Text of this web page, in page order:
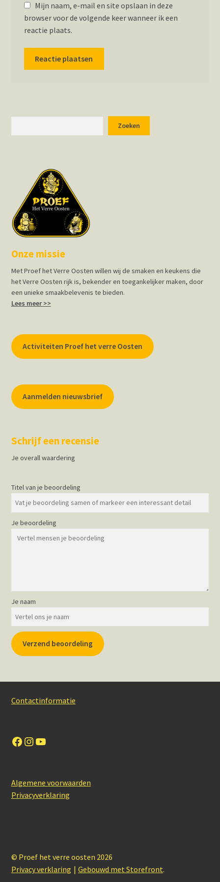
Mijn naam, e-mail en site opslaan in deze
browser voor de volgende keer wanneer ik een
reactie plaats.
Zoeken
Onze missie
Met Proef het Verre Oosten willen wij de smaken en keukens die
het Verre Oosten rijk is, bekender en toegankelijker maken, door
een unieke smaakbelevenis te bieden.
Lees meer >>
Activiteiten Proef het verre Oosten
Aanmelden nieuwsbrief
Schrijf een recensie
Je overall waardering
Titel van je beoordeling
Je beoordeling
Je naam
Verzend beoordeling
Contactinformatie
Facebook
Instagram
YouTube
Algemene voorwaarden
Privacyverklaring
© Proef het verre oosten 2026
Privacy verklaring
Gebouwd met Storefront.